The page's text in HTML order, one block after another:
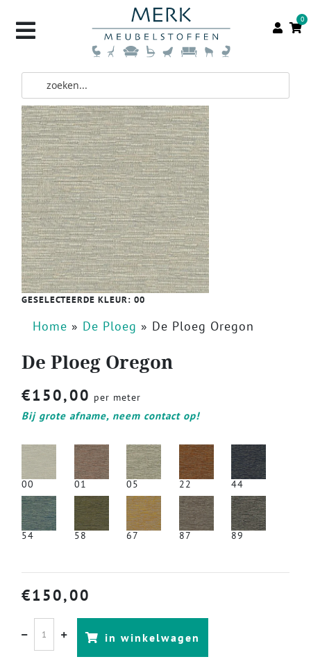
0
GESELECTEERDE KLEUR: 00
Home » De Ploeg » De Ploeg Oregon
De Ploeg Oregon
€150,00 per meter
Bij grote afname, neem contact op!
00 01 05 22 44
54 58 67 87 89
€150,00
in winkelwagen